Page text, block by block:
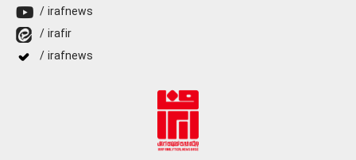
/ irafnews
/ irafir
/ irafnews